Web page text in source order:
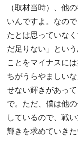
（取材当時）、他
いんですよ。なの
たとは思っていな
だ足りない」とい
ことをマイナスに
ちがうらやましい
せない輝きがあっ
で。ただ、僕は他
しているので、戦
輝きを求めていきた